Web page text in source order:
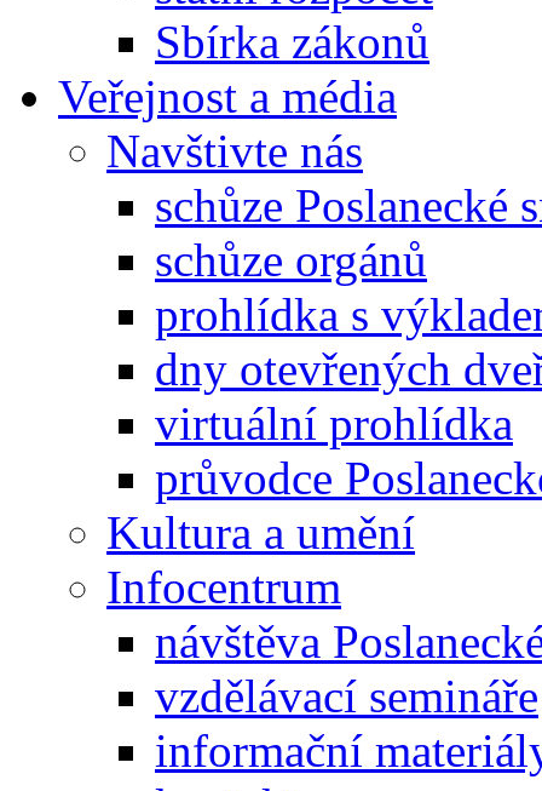
Sbírka zákonů
Veřejnost a média
Navštivte nás
schůze Poslanecké
schůze orgánů
prohlídka s
dny otevřených
virtuální prohlídka
průvodce
Kultura a umění
Infocentrum
návštěva
vzdělávací semináře
informační